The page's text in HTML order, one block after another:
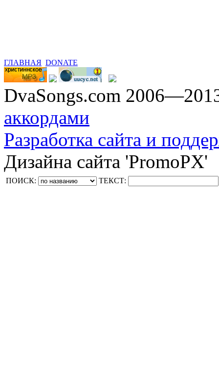
ГЛАВНАЯ DONATE
DvaSongs.com
аккордами
Разработка сайта и
Дизайна сайта 'PromoPX'
ПОИСК: ТЕКСТ: